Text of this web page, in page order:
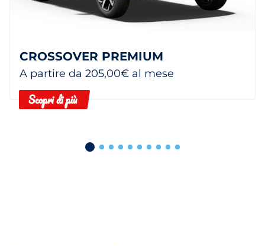
CROSSOVER PREMIUM
A partire da 205,00€ al mese
Scopri di più